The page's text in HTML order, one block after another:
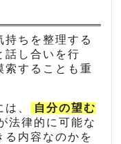
ちを整理する
話し合いを行
索することも重
、
自分の望む
法律的に可能な
る内容なのかを